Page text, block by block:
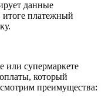
данные
итоге платежный
или супермаркете
который
преимущества: